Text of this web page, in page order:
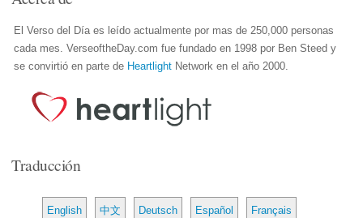
El Verso del Día es leído actualmente por mas de 250,000 personas
cada mes. VerseoftheDay.com fue fundado en 1998 por Ben Steed y
se convirtió en parte de Heartlight Network en el año 2000.
Traducción
English 中文 Deutsch Español Français